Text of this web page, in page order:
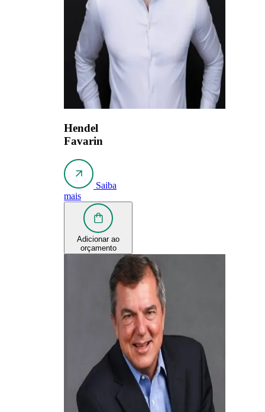
Hendel
Favarin
Saiba
mais
Adicionar ao
orçamento